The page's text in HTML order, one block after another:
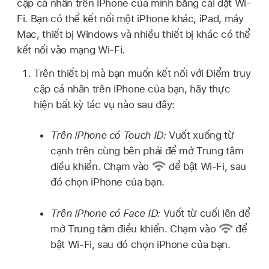
cập cá nhân trên iPhone của mình bằng cài đặt Wi-
Fi. Bạn có thể kết nối một iPhone khác, iPad, máy
Mac, thiết bị Windows và nhiều thiết bị khác có thể
kết nối vào mạng Wi-Fi.
Trên thiết bị mà bạn muốn kết nối với Điểm truy
cập cá nhân trên iPhone của bạn, hãy thực
hiện bất kỳ tác vụ nào sau đây:
Trên iPhone có Touch ID:Vuốt xuống từ
cạnh trên cùng bên phải để mở Trung tâm
điều khiển. Chạm vào
để bật Wi-Fi, sau
đó chọn iPhone của bạn.
Trên iPhone có Face ID: Vuốt từ cuối lên để
mở Trung tâm điều khiển. Chạm vào
để
bật Wi-Fi, sau đó chọn iPhone của bạn.